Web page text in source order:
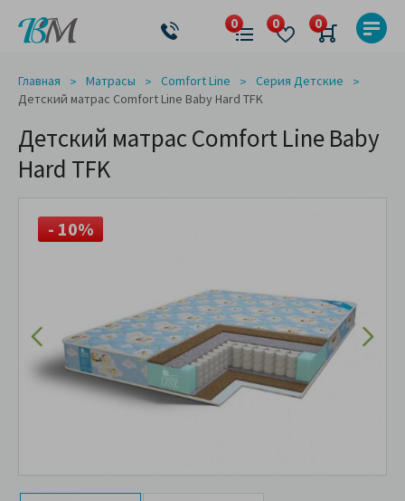
Главная Матрасы Comfort Line
Серия Детские
Детский матрас Comfort Line Baby Hard TFK
Детский матрас Comfort Line Baby
Hard TFK
- 10%